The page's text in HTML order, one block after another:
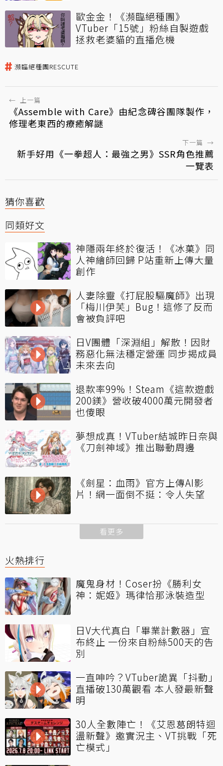
歐金金！《瀕臨絕種團》
VTuber「15號」粉絲自製遊戲
拯救老婆貓的直播危機
瀕臨絕種團RESCUTE
← 上一篇
《Assemble with Care》由紀念碑谷團隊製作，
修理老東西的療癒解謎
下一篇 →
新手好用《一拳超人：最強之男》SSR角色推薦
一覽表
猜你喜歡
同類好文
神隱兩年終於復活！《冰菓》同
人神繪師回歸 P站重新上傳大量
創作
人妻除靈《打屁股驅魔師》出現
「梅川伊芙」Bug！這修了反而
會被負評吧
日V團體「深淵組」解散！因財
務惡化無法穩定營運 同步揭成員
未來去向
退款率99%！Steam《這款遊戲
200鎂》營收破4000萬元開發者
也傻眼
夢想成真！VTuber結城昨日奈與
《刀劍神域》推出聯動周邊
《劍星：血雨》官方上傳AI影
片！網一面倒不挺：令人失望
看更多
火熱排行
魔鬼身材！Coser扮《勝利女
神：妮姬》瑪律恰那泳裝造型
日V大代真白「畢業計數器」宣
布終止 一份來自粉絲500天的告
別
一直呻吟？VTuber詭異「抖動」
直播破130萬觀看 本人發最新聲
明
30人全數陣亡！《艾恩葛朗特迴
盪新聲》邀實況主、VT挑戰「死
亡模式」